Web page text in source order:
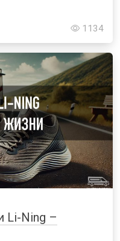
1134
Li-Ning –